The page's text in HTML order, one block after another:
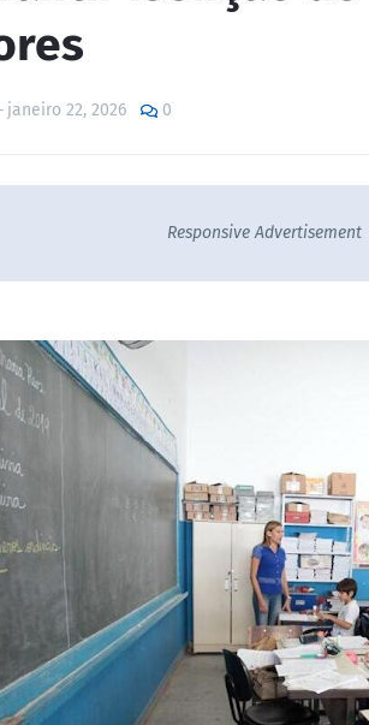
janeiro 22, 2026 0
Responsive Advertisement